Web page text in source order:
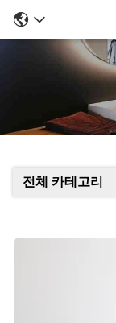
전체 카테고리